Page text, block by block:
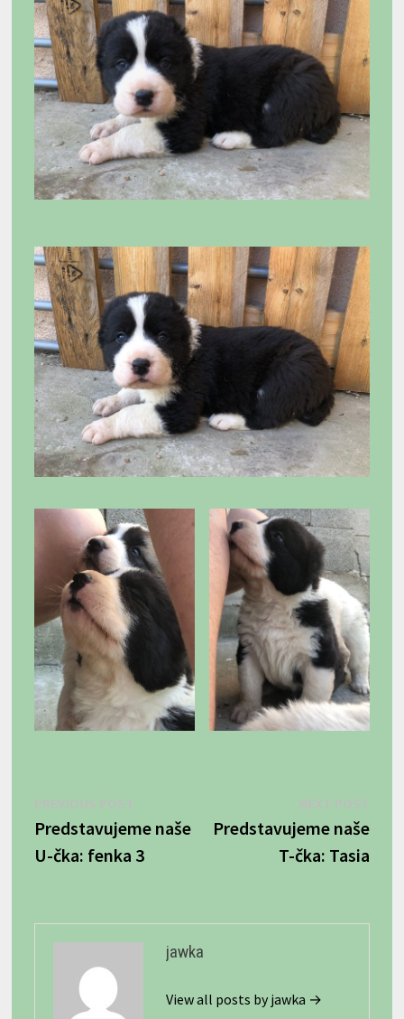
v
post:
Predstavujeme naše
U-čka: fenka 3
post:
Predstavujeme naše
T-čka: Tasia
jawka
View all posts by jawka →